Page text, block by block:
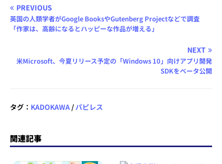
PREVIOUS
英国の人類学者がGoogle BooksやGutenberg Projectなどで調査
「作家は、高齢になるとハッピーな作品が増える」
NEXT
米Microsoft、今夏リリース予定の「Windows 10」向けアプリ開発
SDKをベータ公開
タグ： KADOKAWA / パピレス
関連記事